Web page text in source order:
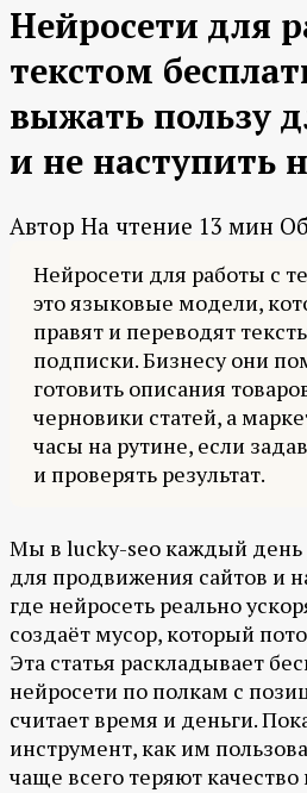
Нейросети для
текстом
выжать пользу
и не наступить
Автор На чтение 13 мин
Нейросети для работы с
это языковые модели,
правят и переводят
подписки. Бизнесу они
готовить описания
черновики статей, а
часы на рутине, если
и проверять результат.
Мы в lucky-seo каждый день
для продвижения сайтов и
где нейросеть реально
создаёт мусор, который
Эта статья раскладывает
нейросети по полкам с
считает время и деньги.
инструмент, как им
чаще всего теряют